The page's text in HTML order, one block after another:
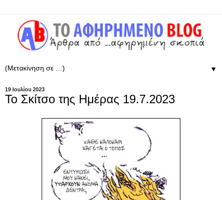
▼
19 Ιουλίου 2023
Το Σκίτσο της Ημέρας 19.7.2023